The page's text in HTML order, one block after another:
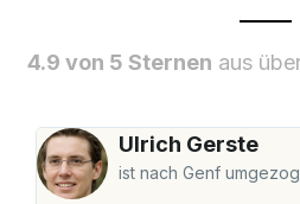
4.9 von 5 Sternen aus
Ulrich Gerste
ist nach Genf